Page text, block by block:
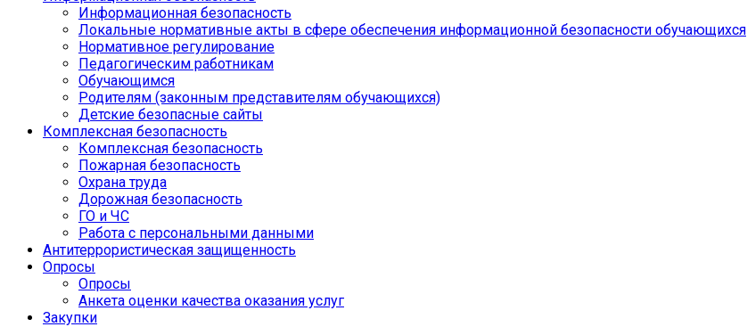
Информационная безопасность
Локальные нормативные акты в сфере обеспечения информационной безопасности обучающихся
Нормативное регулирование
Педагогическим работникам
Обучающимся
Родителям (законным представителям обучающихся)
Детские безопасные сайты
Комплексная безопасность
Комплексная безопасность
Пожарная безопасность
Охрана труда
Дорожная безопасность
ГО и ЧС
Работа с персональными данными
Антитеррористическая защищенность
Опросы
Опросы
Анкета оценки качества оказания услуг
Закупки